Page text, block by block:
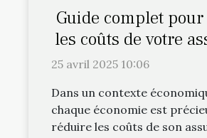
Guide complet
les coûts de votre
de prêt
25 avril 2025 10:06
Dans un contexte
chaque économie est
réduire les coûts de son